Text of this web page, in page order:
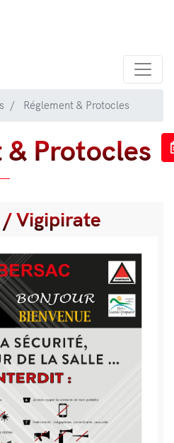
Réglement & Protocles
& Protocles
Vigipirate